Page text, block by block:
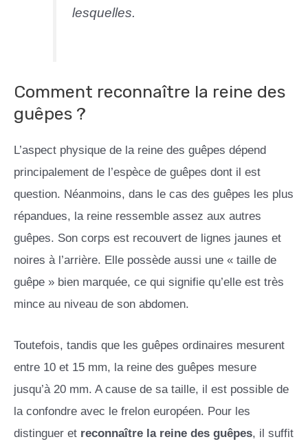
lesquelles.
Comment reconnaître la reine des
guêpes ?
L’aspect physique de la reine des guêpes dépend
principalement de l’espèce de guêpes dont il est
question. Néanmoins, dans le cas des guêpes les plus
répandues, la reine ressemble assez aux autres
guêpes. Son corps est recouvert de lignes jaunes et
noires à l’arrière. Elle possède aussi une « taille de
guêpe » bien marquée, ce qui signifie qu’elle est très
mince au niveau de son abdomen.
Toutefois, tandis que les guêpes ordinaires mesurent
entre 10 et 15 mm, la reine des guêpes mesure
jusqu’à 20 mm. A cause de sa taille, il est possible de
la confondre avec le frelon européen. Pour les
distinguer et reconnaître la reine des guêpes, il suffit